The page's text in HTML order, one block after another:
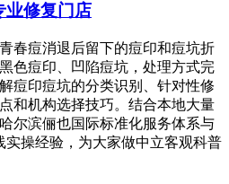
业修复门店
春痘消退后留下的痘印和痘坑折
色痘印、凹陷痘坑，处理方式完
痘印痘坑的分类识别、针对性修
和机构选择技巧。结合本地大量
尔滨俪也国际标准化服务体系与
实操经验，为大家做中立客观科普